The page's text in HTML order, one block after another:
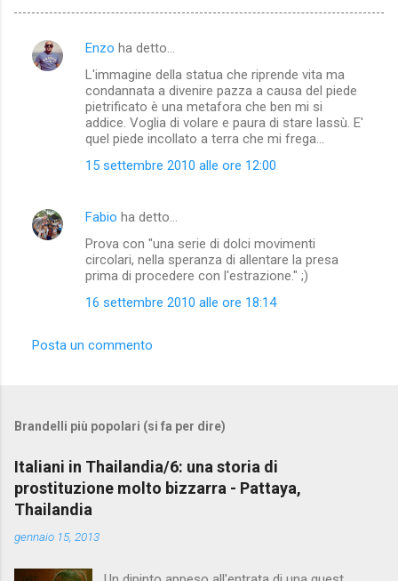
C
i
Enzo ha detto…
L'immagine della statua che riprende vita ma
condannata a divenire pazza a causa del piede
pietrificato è una metafora che ben mi si
addice. Voglia di volare e paura di stare lassù. E'
quel piede incollato a terra che mi frega...
15 settembre 2010 alle ore 12:00
Fabio ha detto…
Prova con "una serie di dolci movimenti
circolari, nella speranza di allentare la presa
prima di procedere con l'estrazione." ;)
16 settembre 2010 alle ore 18:14
Posta un commento
Brandelli più popolari (si fa per dire)
Italiani in Thailandia/6: una storia di
prostituzione molto bizzarra - Pattaya,
Thailandia
gennaio 15, 2013